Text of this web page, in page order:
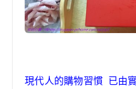
現代人的購物習慣 已由